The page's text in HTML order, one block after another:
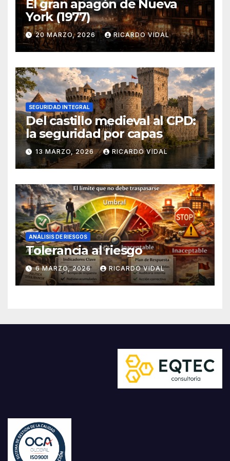
El gran apagón de Nueva
York (1977)
20 MARZO, 2026 RICARDO VIDAL
SEGURIDAD INTEGRAL
Del castillo medieval al CPD:
la seguridad por capas
13 MARZO, 2026 RICARDO VIDAL
ANÁLISIS DE RIESGOS
Tolerancia al riesgo
6 MARZO, 2026 RICARDO VIDAL